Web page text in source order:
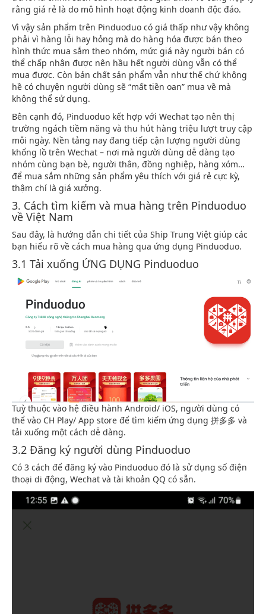
rằng giá rẻ là do mô hình hoạt động kinh doanh độc đáo.
Vì vậy sản phẩm trên Pinduoduo có giá thấp như vậy không
phải vì hàng lỗi hay hỏng mà do hàng hóa được bán theo
hình thức mua sắm theo nhóm, mức giá này người bán có
thể chấp nhận được nên hầu hết người dùng vẫn có thể
mua được. Còn bản chất sản phẩm vẫn như thế chứ không
hề có chuyện người dùng sẽ “mất tiền oan” mua về mà
không thể sử dụng.
Bên cạnh đó, Pinduoduo kết hợp với Wechat tạo nên thị
trường ngách tiềm năng và thu hút hàng triệu lượt truy cập
mỗi ngày. Nền tảng nay đang tiếp cận lượng người dùng
khổng lồ trên Wechat – nơi mà người dùng dễ dàng tạo
nhóm cùng bạn bè, người thân, đồng nghiệp, hàng xóm…
để mua sắm những sản phẩm yêu thích với giá rẻ cực kỳ,
thậm chí là giá xưởng.
3. Cách tìm kiếm và mua hàng trên Pinduoduo
về Việt Nam
Sau đây, là hướng dẫn chi tiết của Ship Trung Việt giúp các
bạn hiểu rõ về cách mua hàng qua ứng dụng Pinduoduo.
3.1 Tải xuống ỨNG DỤNG Pinduoduo
Tuỳ thuộc vào hệ điều hành Android/ iOS, người dùng có
thể vào CH Play/ App store để tìm kiếm ứng dụng 拼多多 và
tải xuống một cách dễ dàng.
3.2 Đăng ký người dùng Pinduoduo
Có 3 cách để đăng ký vào Pinduoduo đó là sử dụng số điện
thoại di động, Wechat và tài khoản QQ có sẵn.